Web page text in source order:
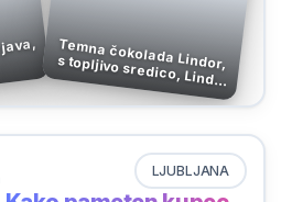
Temna čokolada Lindor,
s topljivo sredico, Lindt,
100 g
LJUBLJANA